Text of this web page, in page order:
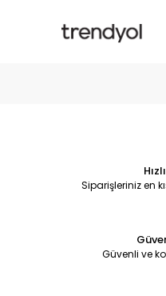
Siparişleriniz en
Güvenli ve